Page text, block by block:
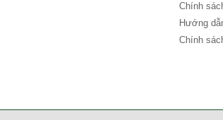
Chính
Hướng
Chính